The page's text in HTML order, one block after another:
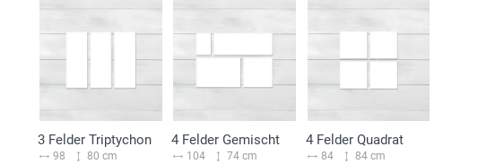
3 Felder Triptychon
98 80 cm
4 Felder Gemischt
104 74 cm
4 Felder Quadrat
84 84 cm